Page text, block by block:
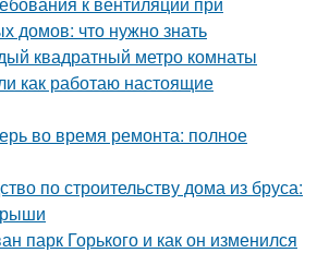
домов: что нужно знать
квадратный метро комнаты
как работаю настоящие
во время ремонта: полное
по строительству дома из бруса:
парк Горького и как он изменился